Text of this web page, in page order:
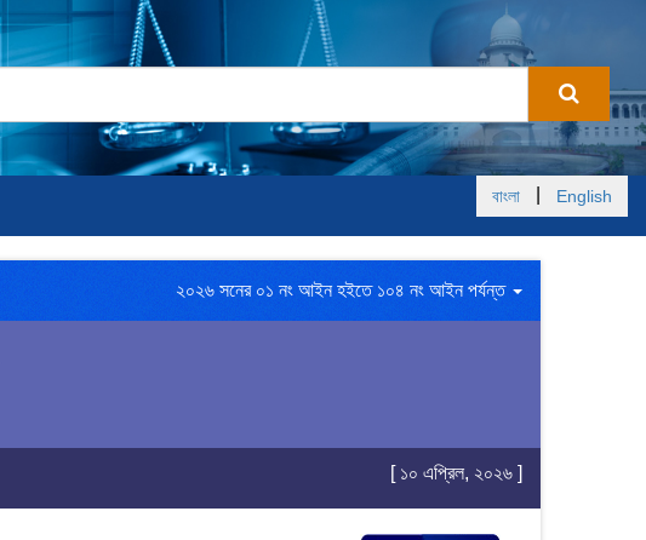
বাংলা English
২০২৬ সনের ০১ নং আইন হইতে ১০৪ নং আইন পর্যন্ত
[ ১০ এপ্রিল, ২০২৬ ]